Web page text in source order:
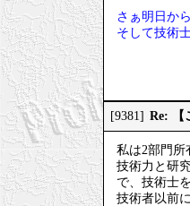
さぁ明日か
そして技術
[9381] Re: 【
私は2部門所
技術力と研
で、技術士
技術者以前